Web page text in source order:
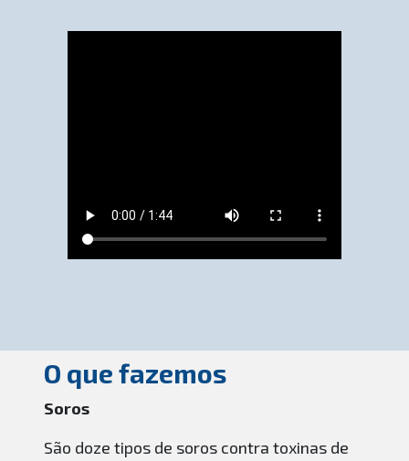
O que fazemos
Soros
São doze tipos de soros contra toxinas de